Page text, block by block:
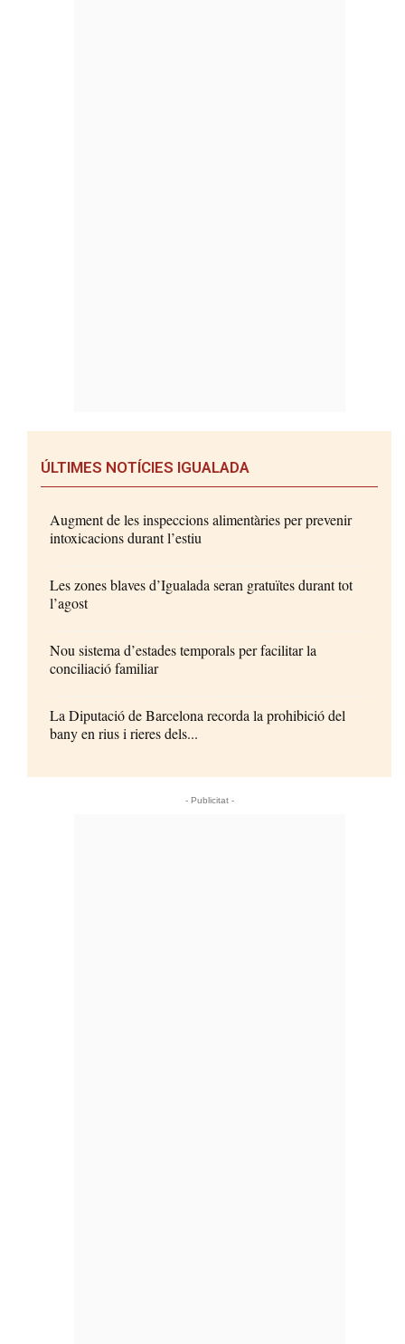
ÚLTIMES NOTÍCIES IGUALADA
Augment de les inspeccions alimentàries per prevenir
intoxicacions durant l’estiu
Les zones blaves d’Igualada seran gratuïtes durant tot
l’agost
Nou sistema d’estades temporals per facilitar la
conciliació familiar
La Diputació de Barcelona recorda la prohibició del
bany en rius i rieres dels...
- Publicitat -